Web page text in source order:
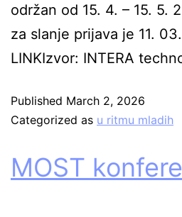
održan od 15. 4. – 15. 5.
za slanje prijava je 11.
LINKIzvor: INTERA
Published March 2, 2026
Categorized as u ritmu mladih
MOST